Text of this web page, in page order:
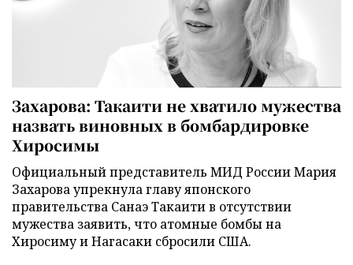
Захарова: Такаити не хватило мужества
назвать виновных в бомбардировке
Хиросимы
Официальный представитель МИД России Мария
Захарова упрекнула главу японского
правительства Санаэ Такаити в отсутствии
мужества заявить, что атомные бомбы на
Хиросиму и Нагасаки сбросили США.